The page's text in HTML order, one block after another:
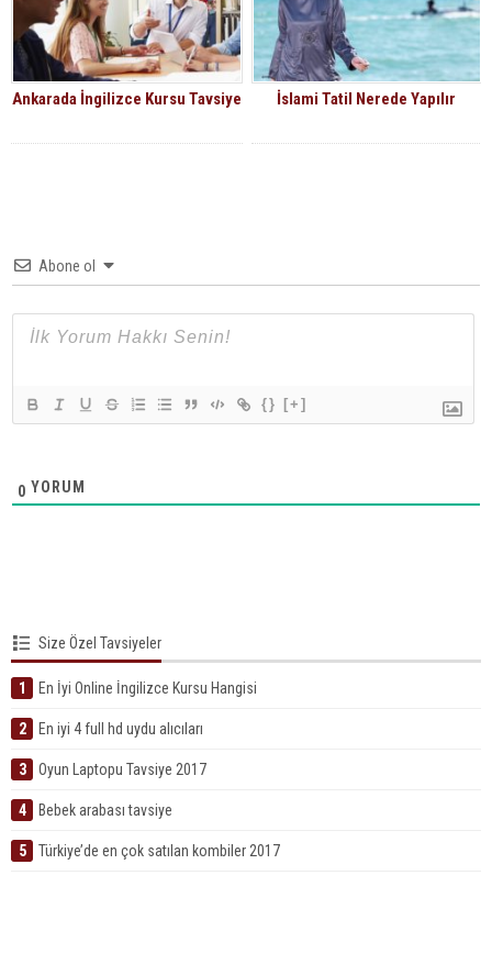
Ankarada İngilizce Kursu Tavsiye İslami Tatil Nerede Yapılır
Abone ol
{} [+]
0 YORUM
Size Özel Tavsiyeler
1 En İyi Online İngilizce Kursu Hangisi
2 En iyi 4 full hd uydu alıcıları
3 Oyun Laptopu Tavsiye 2017
4 Bebek arabası tavsiye
5 Türkiye’de en çok satılan kombiler 2017